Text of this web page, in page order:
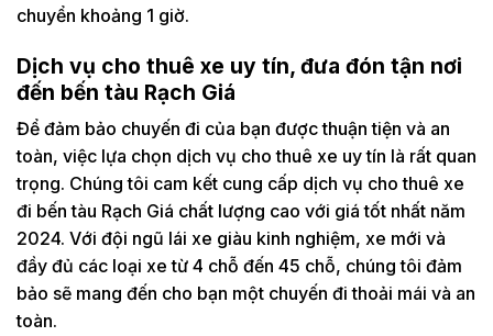
chuyển khoảng 1 giờ.
Dịch vụ cho thuê xe uy tín, đưa đón tận nơi
đến bến tàu Rạch Giá
Để đảm bảo chuyến đi của bạn được thuận tiện và an
toàn, việc lựa chọn dịch vụ cho thuê xe uy tín là rất quan
trọng. Chúng tôi cam kết cung cấp dịch vụ cho thuê xe
đi bến tàu Rạch Giá chất lượng cao với giá tốt nhất năm
2024. Với đội ngũ lái xe giàu kinh nghiệm, xe mới và
đầy đủ các loại xe từ 4 chỗ đến 45 chỗ, chúng tôi đảm
bảo sẽ mang đến cho bạn một chuyến đi thoải mái và an
toàn.